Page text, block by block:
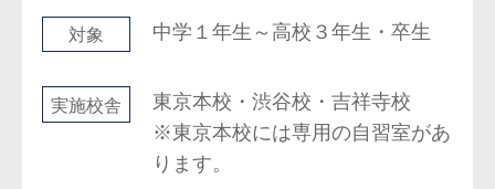
対象 中学１年生～高校３年生・卒生
実施校舎
東京本校・渋谷校・吉祥寺校
※東京本校には専用の自習室があ
ります。